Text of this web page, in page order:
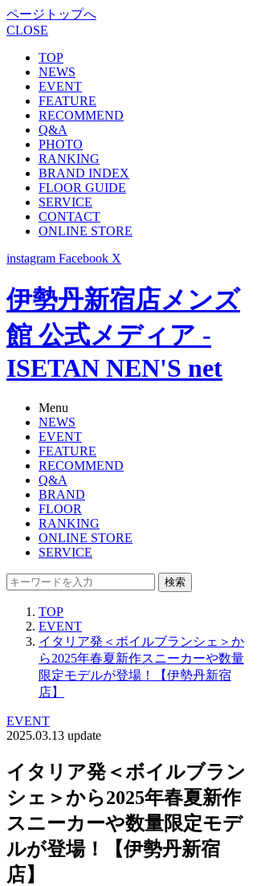
ページトップへ
CLOSE
TOP
NEWS
EVENT
FEATURE
RECOMMEND
Q&A
PHOTO
RANKING
BRAND INDEX
FLOOR GUIDE
SERVICE
CONTACT
ONLINE STORE
instagram Facebook X
伊勢丹新宿店メンズ
館 公式メディア -
ISETAN NEN'S net
Menu
NEWS
EVENT
FEATURE
RECOMMEND
Q&A
BRAND
FLOOR
RANKING
ONLINE STORE
SERVICE
検索
TOP
EVENT
イタリア発＜ボイルブランシェ＞か
ら2025年春夏新作スニーカーや数量
限定モデルが登場！【伊勢丹新宿
店】
EVENT
2025.03.13 update
イタリア発＜ボイルブラン
シェ＞から2025年春夏新作
スニーカーや数量限定モデ
ルが登場！【伊勢丹新宿
店】